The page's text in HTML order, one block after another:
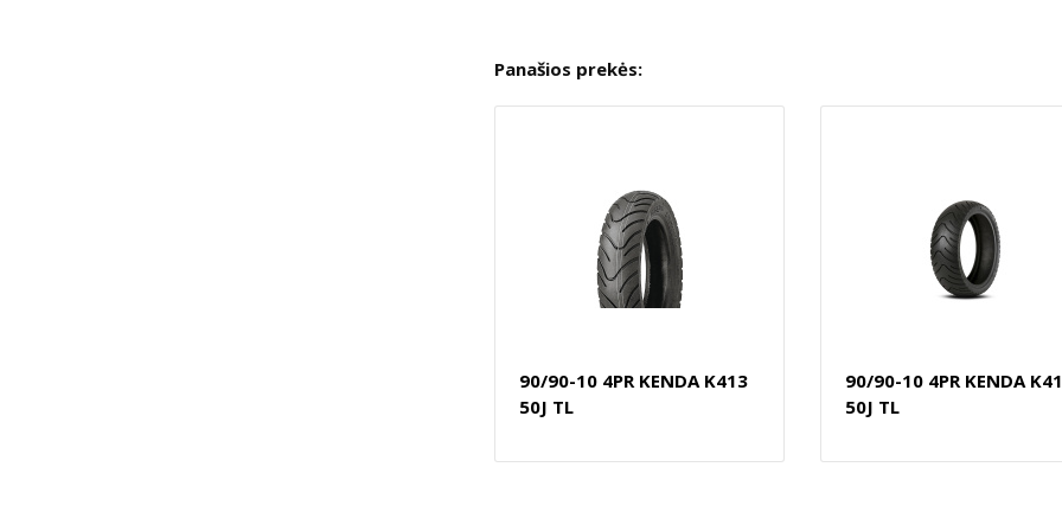
Panašios prekės:
90/90-10 4PR KENDA K413
50J TL
90/90-10 4PR KENDA
50J TL